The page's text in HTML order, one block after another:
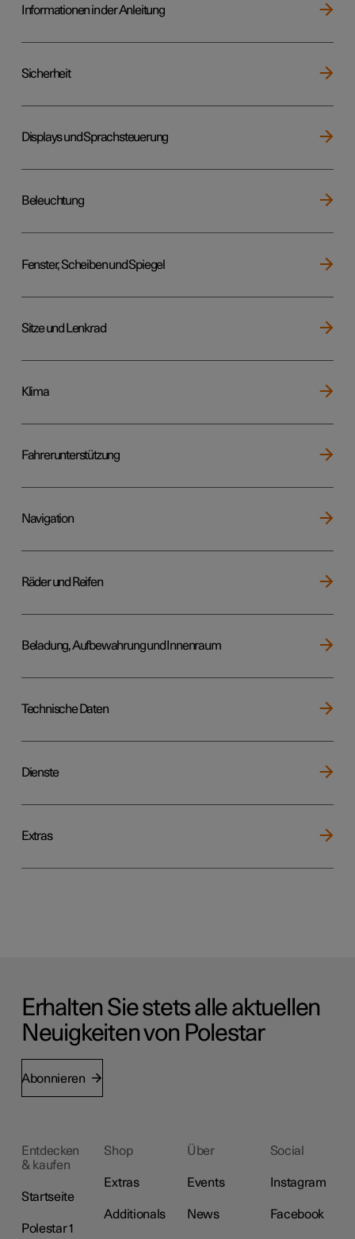
Informationen in der Anleitung
Sicherheit
Displays und Sprachsteuerung
Beleuchtung
Fenster, Scheiben und Spiegel
Sitze und Lenkrad
Klima
Fahrerunterstützung
Navigation
Räder und Reifen
Beladung, Aufbewahrung und Innenraum
Technische Daten
Dienste
Extras
Erhalten Sie stets alle aktuellen
Neuigkeiten von Polestar
Abonnieren
Entdecken
& kaufen
Startseite
Polestar 1
Shop
Extras
Additionals
Über
Events
News
Social
Instagram
Facebook